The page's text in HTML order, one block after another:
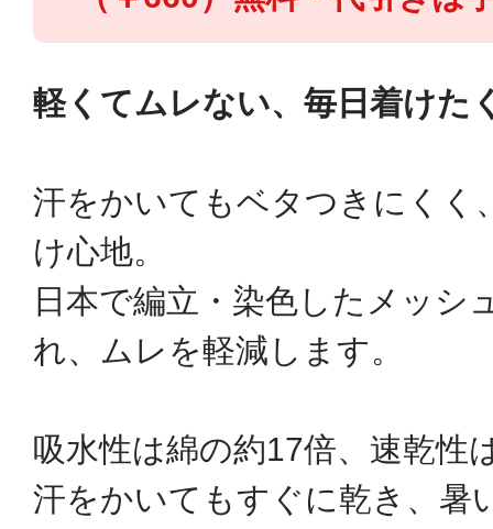
軽くてムレない、毎日着けた
汗をかいてもベタつきにくく
け心地。
日本で編立・染色したメッシ
れ、ムレを軽減します。
吸水性は綿の約17倍、速乾性
汗をかいてもすぐに乾き、暑